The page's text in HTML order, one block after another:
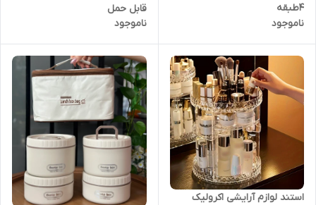
۴طبقه
ناموجود
قابل حمل
ناموجود
استند لوازم آرایشی اکرولیک